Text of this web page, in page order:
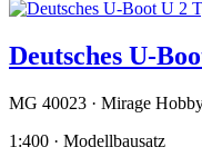
Deutsches U-
MG 40023 · Mirage
1:400 · Modellbausatz